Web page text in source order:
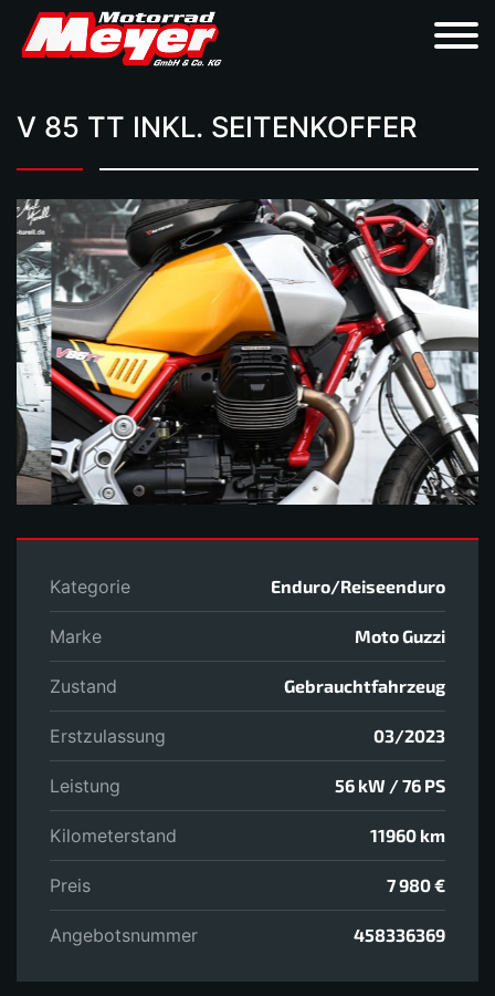
V 85 TT INKL. SEITENKOFFER
Kategorie Enduro/Reiseenduro
Marke Moto Guzzi
Zustand Gebrauchtfahrzeug
Erstzulassung 03/2023
Leistung 56 kW / 76 PS
Kilometerstand 11960 km
Preis 7 980 €
Angebotsnummer 458336369